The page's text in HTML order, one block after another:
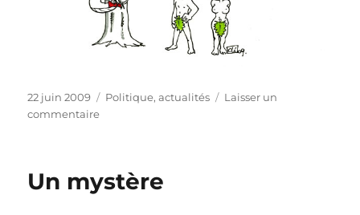
Publié
le
22 juin 2009 Catégories
Politique, actualités
Laisser un
commentairesur
Un mystère